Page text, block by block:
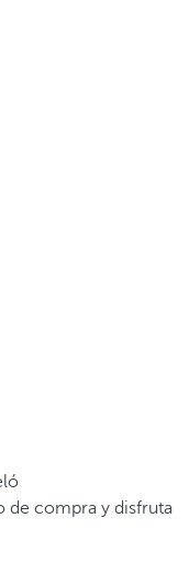
de compra y disfruta